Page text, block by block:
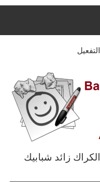
Balsamiq Wireframes 4.8.6 الكراك زائد شبابيك